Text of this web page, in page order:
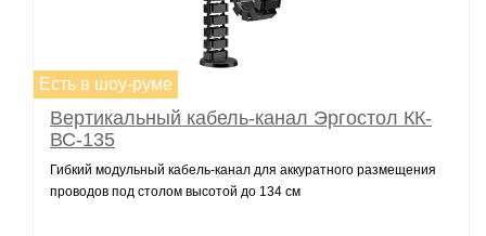
Есть в шоу-руме
Вертикальный кабель-канал Эргостол КК-
ВС-135
Гибкий модульный кабель-канал для аккуратного размещения
проводов под столом высотой до 134 см